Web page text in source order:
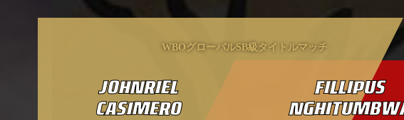
WBOグローバルSB級タイトルマッチ
JOHNRIEL
CASIMERO
FILLIPUS